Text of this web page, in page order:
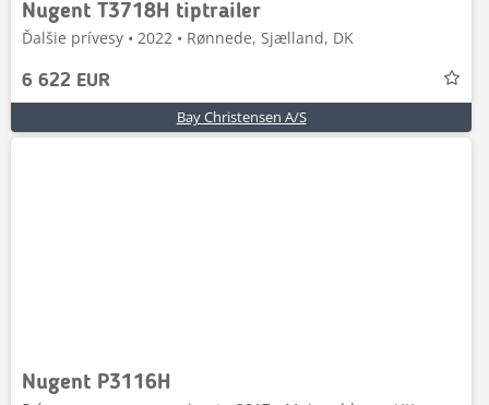
Nugent T3718H tiptrailer
Ďalšie prívesy • 2022 • Rønnede, Sjælland, DK
6 622 EUR
Bay Christensen A/S
Nugent P3116H